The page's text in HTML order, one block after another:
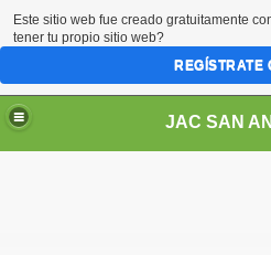
JAC SAN
Este sitio web fue creado gratuitamente
tener tu propio sitio web?
REGÍSTRATE